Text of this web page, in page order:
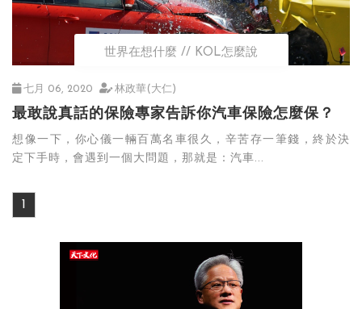
世界在想什麼 KOL怎麼說
七月 06, 2020 林政華(大仁)
最敢說真話的保險專家告訴你汽車保險怎麼保？
想像一下，你心儀一輛百萬名車很久，辛苦存一筆錢，終於決
定下手時，會遇到一個大問題，那就是：汽車...
1